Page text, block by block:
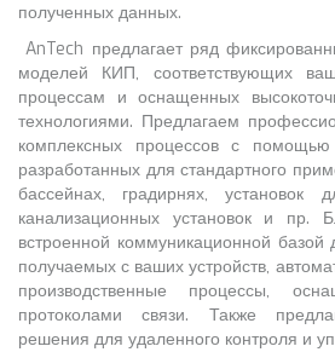
полученных данных.
AnTech предлагает ряд
моделей КИП, соответствующих
процессам и оснащенных
технологиями. Предлагаем
комплексных процессов с
разработанных для стандартного
бассейнах, градирнях,
канализационных установок и пр.
встроенной коммуникационной
получаемых с ваших устройств,
производственные процессы,
протоколами связи. Также
решения для удаленного контроля и